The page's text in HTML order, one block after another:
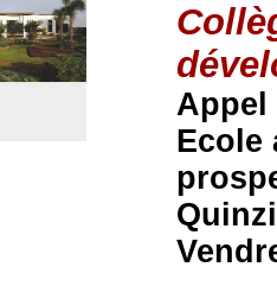
Appel
Ecole